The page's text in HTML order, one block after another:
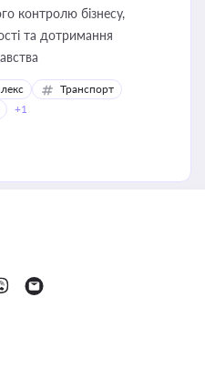
контролю бізнесу,
та дотримання
Транспорт
+1